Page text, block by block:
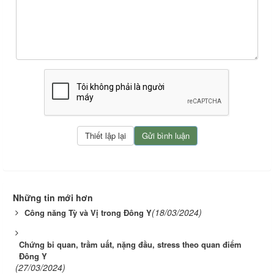
Những tin mới hơn
Công năng Tỳ và Vị trong Đông Y(18/03/2024)
Chứng bi quan, trầm uất, nặng đầu, stress theo quan điểm
Đông Y
(27/03/2024)